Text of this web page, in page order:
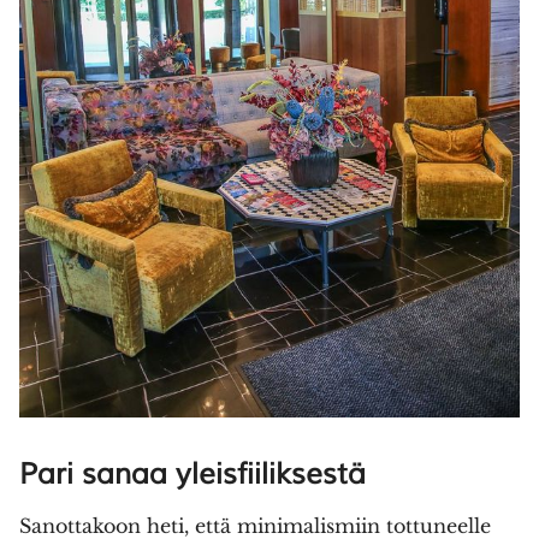
Pari sanaa yleisfiiliksestä
Sanottakoon heti, että minimalismiin tottuneelle